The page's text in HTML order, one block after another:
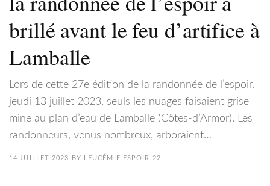
brillé avant le feu d’artifice à
Lamballe
Lors de cette 27e édition de la randonnée de l’espoir,
jeudi 13 juillet 2023, seuls les nuages faisaient grise
mine au plan d’eau de Lamballe (Côtes-d’Armor). Les
randonneurs, venus nombreux, arboraient…
14 JUILLET 2023 BY LEUCÉMIE ESPOIR 22